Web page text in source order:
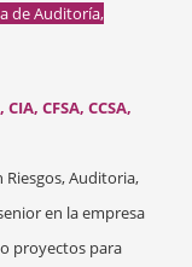
de Auditoría,
CFSA, CCSA,
Riesgos, Auditoria,
en la empresa
proyectos para